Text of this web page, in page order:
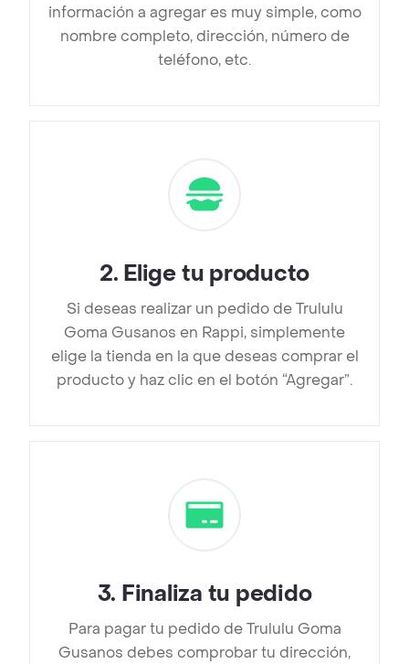
información a agregar es muy simple, como
nombre completo, dirección, número de
teléfono, etc.
2. Elige tu producto
Si deseas realizar un pedido de Trululu
Goma Gusanos en Rappi, simplemente
elige la tienda en la que deseas comprar el
producto y haz clic en el botón “Agregar”.
3. Finaliza tu pedido
Para pagar tu pedido de Trululu Goma
Gusanos debes comprobar tu dirección,